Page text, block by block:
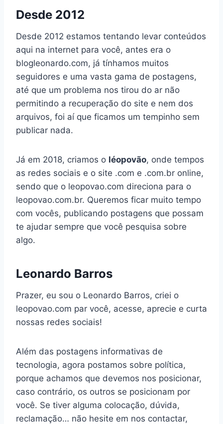
Desde 2012
Desde 2012 estamos tentando levar conteúdos
aqui na internet para você, antes era o
blogleonardo.com, já tínhamos muitos
seguidores e uma vasta gama de postagens,
até que um problema nos tirou do ar não
permitindo a recuperação do site e nem dos
arquivos, foi aí que ficamos um tempinho sem
publicar nada.
Já em 2018, criamos o léopovão, onde tempos
as redes sociais e o site .com e .com.br online,
sendo que o leopovao.com direciona para o
leopovao.com.br. Queremos ficar muito tempo
com vocês, publicando postagens que possam
te ajudar sempre que você pesquisa sobre
algo.
Leonardo Barros
Prazer, eu sou o Leonardo Barros, criei o
leopovao.com par você, acesse, aprecie e curta
nossas redes sociais!
Além das postagens informativas de
tecnologia, agora postamos sobre política,
porque achamos que devemos nos posicionar,
caso contrário, os outros se posicionam por
você. Se tiver alguma colocação, dúvida,
reclamação… não hesite em nos contactar,